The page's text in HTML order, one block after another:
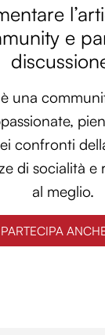
e
una
confronti
di socialità e
al meglio.
PARTECIPA